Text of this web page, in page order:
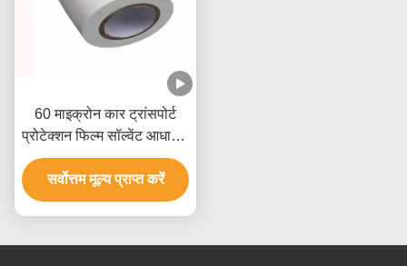
60 माइक्रोन कार ट्रांसपोर्ट
प्रोटेक्शन फिल्म सॉल्वेंट आधारित
ऐक्रेलिक RoHS स्वीकृत
सर्वोत्तम मूल्य प्राप्त करें